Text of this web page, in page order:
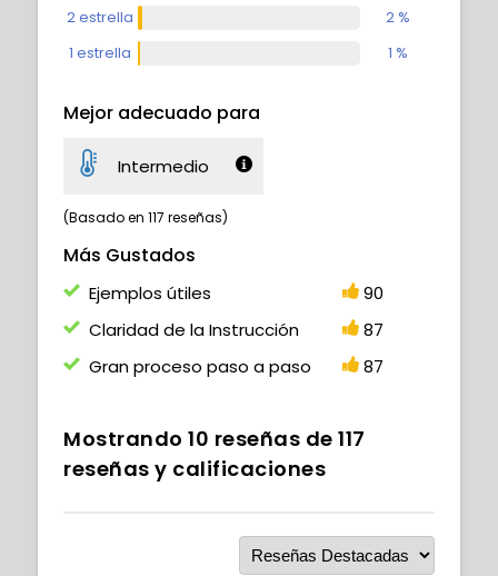
¡Y has terminado! ¡Felicidades por
completar este curso!
2 estrella
2 %
1 estrella
1 %
Mejor adecuado para
Intermedio
(Basado en 117 reseñas)
Más Gustados
Ejemplos útiles
90
Claridad de la Instrucción
87
Gran proceso paso a paso
87
Mostrando 10 reseñas de 117
reseñas y calificaciones